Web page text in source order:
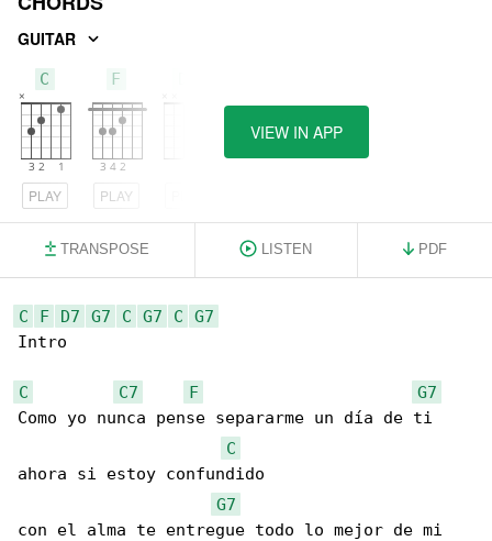
GUITAR
C
PLAY
F
PLAY
VIEW IN APP
TRANSPOSE LISTEN PDF
C F D7 G7 C G7 C
G7
Intro
C C7 F
G7
Como yo nunca pense separarme un día de ti
C
ahora si estoy confundido
G7
con el alma te entregue todo lo mejor de mi